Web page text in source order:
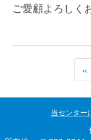
ご愛顧よろしく
«
当センター